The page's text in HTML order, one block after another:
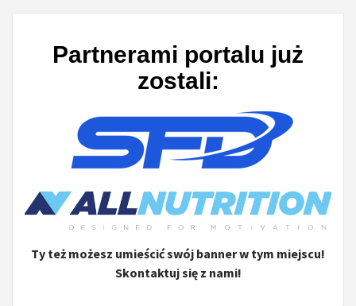
Partnerami portalu już
zostali:
Ty też możesz umieścić swój banner w tym miejscu!
Skontaktuj się z nami!